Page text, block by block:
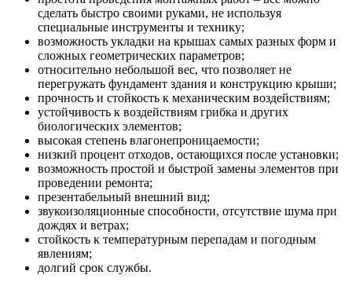
сделать быстро своими руками, не используя
специальные инструменты и технику;
возможность укладки на крышах самых разных форм и
сложных геометрических параметров;
относительно небольшой вес, что позволяет не
перегружать фундамент здания и конструкцию крыши;
прочность и стойкость к механическим воздействиям;
устойчивость к воздействиям грибка и других
биологических элементов;
высокая степень влагонепроницаемости;
низкий процент отходов, остающихся после установки;
возможность простой и быстрой замены элементов при
проведении ремонта;
презентабельный внешний вид;
звукоизоляционные способности, отсутствие шума при
дождях и ветрах;
стойкость к температурным перепадам и погодным
явлениям;
долгий срок службы.